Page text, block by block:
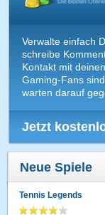
Verwalte einfach
schreibe
Kontakt mit
Gaming-Fans
warten darauf
Jetzt
Neue Spiele
Tennis Legends